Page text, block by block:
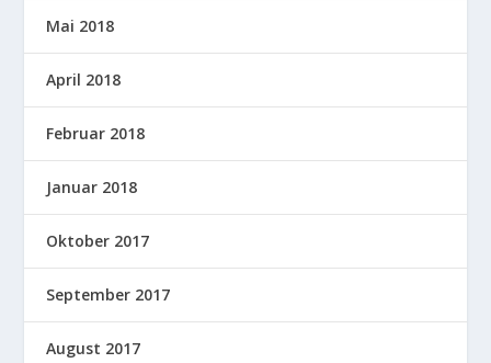
Mai 2018
April 2018
Februar 2018
Januar 2018
Oktober 2017
September 2017
August 2017